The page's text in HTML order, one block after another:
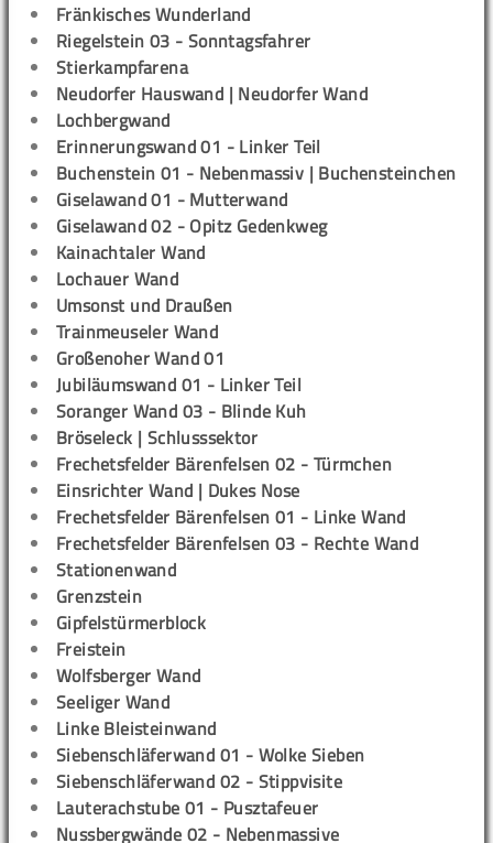
Fränkisches Wunderland
Riegelstein 03 - Sonntagsfahrer
Stierkampfarena
Neudorfer Hauswand | Neudorfer Wand
Lochbergwand
Erinnerungswand 01 - Linker Teil
Buchenstein 01 - Nebenmassiv | Buchensteinchen
Giselawand 01 - Mutterwand
Giselawand 02 - Opitz Gedenkweg
Kainachtaler Wand
Lochauer Wand
Umsonst und Draußen
Trainmeuseler Wand
Großenoher Wand 01
Jubiläumswand 01 - Linker Teil
Soranger Wand 03 - Blinde Kuh
Bröseleck | Schlusssektor
Frechetsfelder Bärenfelsen 02 - Türmchen
Einsrichter Wand | Dukes Nose
Frechetsfelder Bärenfelsen 01 - Linke Wand
Frechetsfelder Bärenfelsen 03 - Rechte Wand
Stationenwand
Grenzstein
Gipfelstürmerblock
Freistein
Wolfsberger Wand
Seeliger Wand
Linke Bleisteinwand
Siebenschläferwand 01 - Wolke Sieben
Siebenschläferwand 02 - Stippvisite
Lauterachstube 01 - Pusztafeuer
Nussbergwände 02 - Nebenmassive